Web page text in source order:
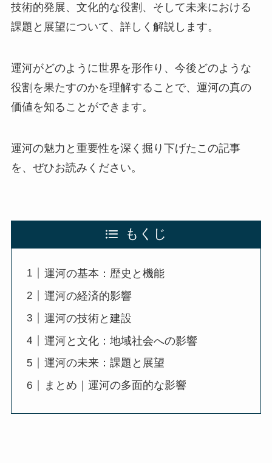
技術的発展、文化的な役割、そして未来における
課題と展望について、詳しく解説します。
運河がどのように世界を形作り、今後どのような
役割を果たすのかを理解することで、運河の真の
価値を知ることができます。
運河の魅力と重要性を深く掘り下げたこの記事
を、ぜひお読みください。
もくじ
運河の基本：歴史と機能
運河の経済的影響
運河の技術と建設
運河と文化：地域社会への影響
運河の未来：課題と展望
まとめ｜運河の多面的な影響